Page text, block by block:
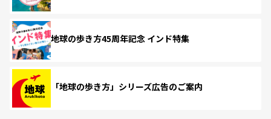
地球の歩き方45周年記念 インド特集
「地球の歩き方」シリーズ広告のご案内